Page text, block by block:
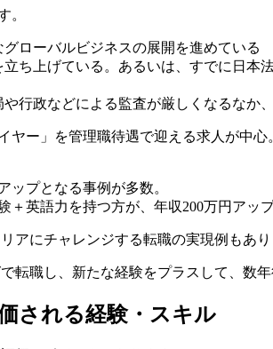
。
ローバルビジネスの展開を進めている
ち上げている。あるいは、すでに日
行政などによる監査が厳しくなるな
ー」を管理職待遇で迎える求人が中
ップとなる事例が多数。
英語力を持つ方が、年収200万円アッ
アにチャレンジする転職の実現例もあり
転職し、新たな経験をプラスして、数
される経験・スキル